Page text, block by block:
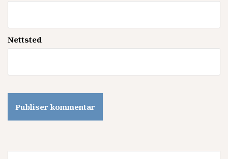
Nettsted